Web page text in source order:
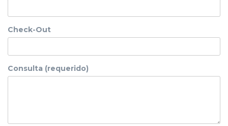
Check-Out
Consulta (requerido)